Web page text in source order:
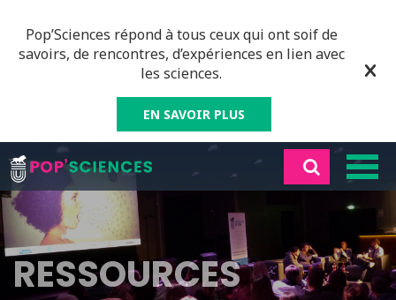
Pop’Sciences répond à tous ceux qui ont soif de
savoirs, de rencontres, d’expériences en lien avec
les sciences.
EN SAVOIR PLUS
RESSOURCES